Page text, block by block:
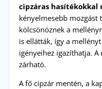
cipzáras hasítékokkal
kényelmesebb mozgást
kölcsönöznek a
is ellátták, így a
igényeihez igazíthatja.
zárható.
A fő cipzár mentén, a